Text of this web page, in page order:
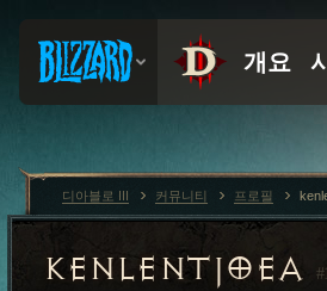
KENLENTJOEA
디아블로 III 커뮤니티 프로필